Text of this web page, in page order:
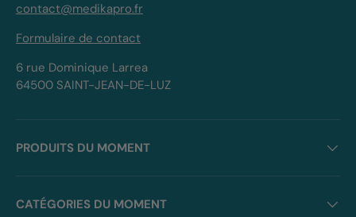
contact@medikapro.fr
Formulaire de contact
6 rue Dominique Larrea
64500 SAINT-JEAN-DE-LUZ
PRODUITS DU MOMENT
CATÉGORIES DU MOMENT